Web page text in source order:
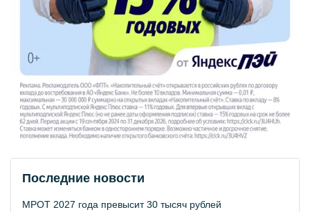
Последние новости
МРОТ 2027 года превысит 30 тысяч рублей